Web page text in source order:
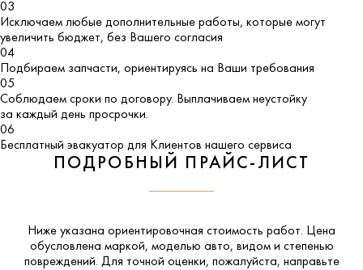
03
Исключаем любые дополнительные работы, которые могут
увеличить бюджет, без Вашего согласия
04
Подбираем запчасти, ориентируясь на Ваши требования
05
Соблюдаем сроки по договору. Выплачиваем неустойку
за каждый день просрочки.
06
Бесплатный эвакуатор для Клиентов нашего сервиса
ПОДРОБНЫЙ ПРАЙС-ЛИСТ
Ниже указана ориентировочная стоимость работ. Цена
обусловлена маркой, моделью авто, видом и степенью
повреждений. Для точной оценки, пожалуйста, направьте